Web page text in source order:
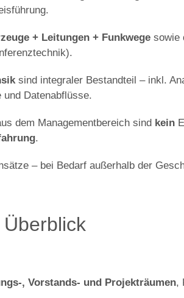
+ Leitungen + Funkwege sowie
sind integraler Bestandteil – inkl.
und Datenabflüsse.
dem Managementbereich sind kein
.
– bei Bedarf außerhalb der
, Vorstands- und Projekträumen,